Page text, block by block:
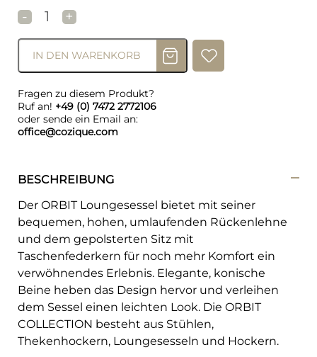
-
DAN-FORM ORBIT Lounge Stuhl Grau Menge
+
IN DEN WARENKORB
Fragen zu diesem Produkt?
Ruf an! +49 (0) 7472 2772106
oder sende ein Email an:
office@cozique.com
BESCHREIBUNG
Der ORBIT Loungesessel bietet mit seiner
bequemen, hohen, umlaufenden Rückenlehne
und dem gepolsterten Sitz mit
Taschenfederkern für noch mehr Komfort ein
verwöhnendes Erlebnis. Elegante, konische
Beine heben das Design hervor und verleihen
dem Sessel einen leichten Look. Die ORBIT
COLLECTION besteht aus Stühlen,
Thekenhockern, Loungesesseln und Hockern.